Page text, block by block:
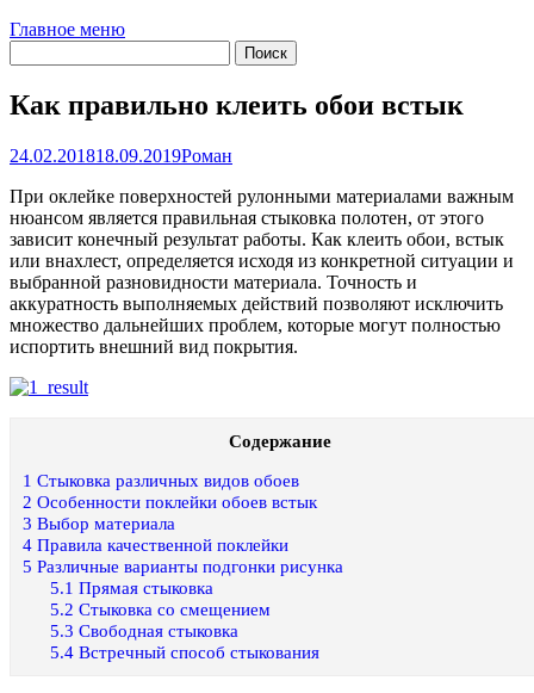
Главное меню
Как правильно клеить обои встык
24.02.201818.09.2019Роман
При оклейке поверхностей рулонными материалами важным
нюансом является правильная стыковка полотен, от этого
зависит конечный результат работы. Как клеить обои, встык
или внахлест, определяется исходя из конкретной ситуации и
выбранной разновидности материала. Точность и
аккуратность выполняемых действий позволяют исключить
множество дальнейших проблем, которые могут полностью
испортить внешний вид покрытия.
Содержание
1 Стыковка различных видов обоев
2 Особенности поклейки обоев встык
3 Выбор материала
4 Правила качественной поклейки
5 Различные варианты подгонки рисунка
5.1 Прямая стыковка
5.2 Стыковка со смещением
5.3 Свободная стыковка
5.4Встречный способ стыкования